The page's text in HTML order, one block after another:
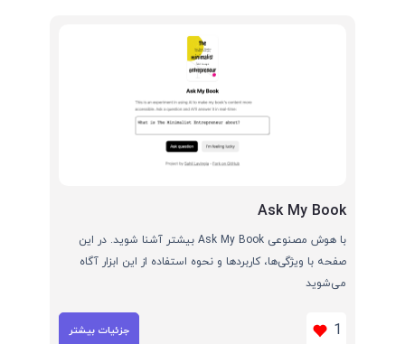
Ask My Book
با هوش مصنوعی Ask My Book بیشتر آشنا شوید. در این
صفحه با ویژگی‌ها، کاربردها و نحوه استفاده از این ابزار آگاه
می‌شوید
1 جزئیات بیشتر